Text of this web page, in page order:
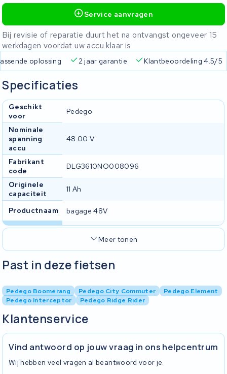
Service aanvragen
Bij revisie of reparatie duurt het na ontvangst ongeveer 15
werkdagen voordat uw accu klaar is
Gratis verzending Altijd een passende oplossing 2
Specificaties
Geschikt
voor
Pedego
Nominale
spanning
accu
48.00 V
Fabrikant
code
DLG3610NO008096
Originele
capaciteit
11 Ah
Productnaam bagage 48V
Meer tonen
Past in deze fietsen
Pedego Boomerang Pedego City Commuter
Pedego Element
Pedego Interceptor
Pedego Ridge Rider
Klantenservice
Vind antwoord op jouw vraag in ons helpcentrum
Wij hebben veel vragen al beantwoord voor je.